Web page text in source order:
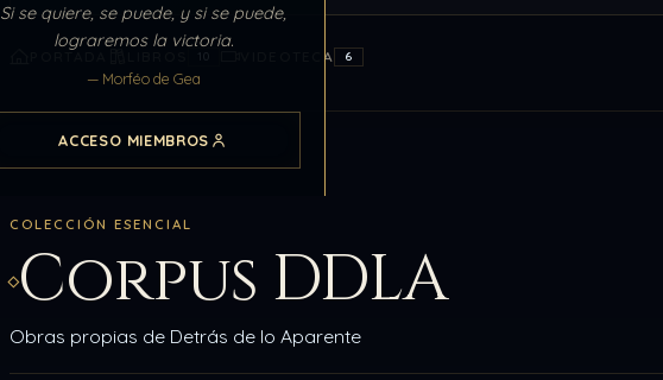
Si se quiere, se puede, y si se puede,
lograremos la victoria.
— Morféo de Gea
ACCESO MIEMBROS
10 VIDEOTECA 6
COLECCIÓN ESENCIAL
Corpus DDLA
Obras propias de Detrás de lo Aparente